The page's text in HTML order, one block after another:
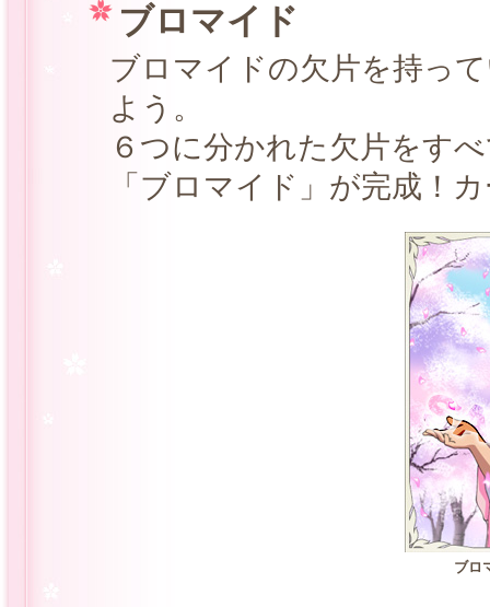
ブロマイド
ブロマイドの欠片を持っ
よう。
６つに分かれた欠片をす
「ブロマイド」が完成！
ブロ